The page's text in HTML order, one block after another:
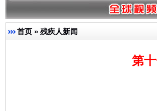
首页 » 残疾人新闻
第